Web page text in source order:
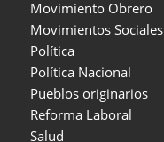
Movimiento Obrero
Movimientos Sociales
Política
Política Nacional
Pueblos originarios
Reforma Laboral
Salud